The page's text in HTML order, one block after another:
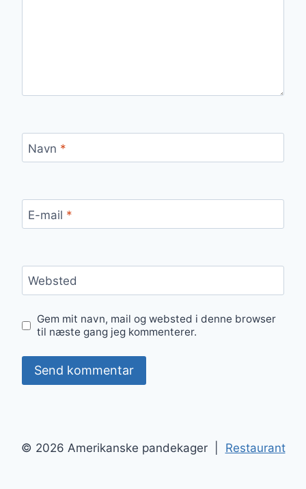
Navn *
E-mail *
Websted
Gem mit navn, mail og websted i denne browser
til næste gang jeg kommenterer.
© 2026 Amerikanske pandekager | Restaurant